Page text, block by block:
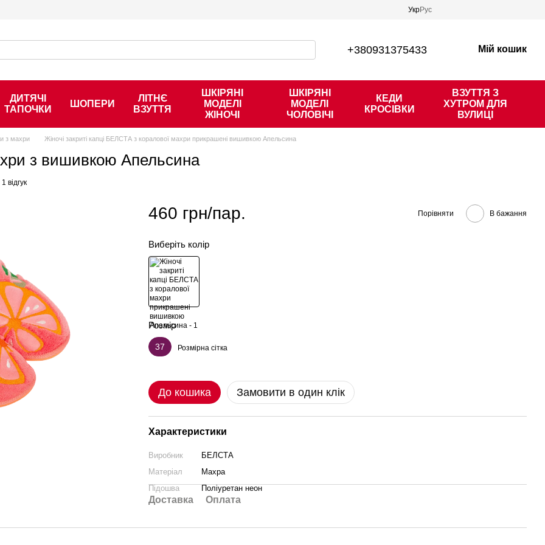
УкрРус
+380931375433 Мій кошик
ДИТЯЧІ
ТАПОЧКИ
ШОПЕРИ
ЛІТНЄ
ВЗУТТЯ
ШКІРЯНІ
МОДЕЛІ
ЖІНОЧІ
ШКІРЯНІ
МОДЕЛІ
ЧОЛОВІЧІ
КЕДИ
КРОСІВКИ
ВЗУТТЯ З
ХУТРОМ ДЛЯ
ВУЛИЦІ
з махри Жіночі закриті капці БЕЛСТА з коралової махри прикрашені вишивкою Апельсина
з вишивкою Апельсина
1 відгук
460 грн/пар. Порівняти В бажання
Виберіть колір
Розмір
37 Розмірна сітка
До кошика Замовити в один клік
Характеристики
Виробник
БЕЛСТА
Матеріал
Махра
Підошва
Поліуретан неон
Доставка Оплата